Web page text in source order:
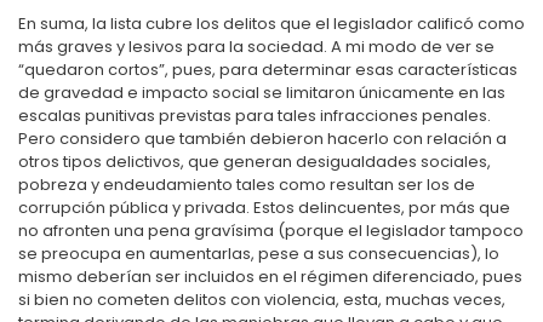
En suma, la lista cubre los delitos que el legislador calificó como
más graves y lesivos para la sociedad. A mi modo de ver se
“quedaron cortos”, pues, para determinar esas características
de gravedad e impacto social se limitaron únicamente en las
escalas punitivas previstas para tales infracciones penales.
Pero considero que también debieron hacerlo con relación a
otros tipos delictivos, que generan desigualdades sociales,
pobreza y endeudamiento tales como resultan ser los de
corrupción pública y privada. Estos delincuentes, por más que
no afronten una pena gravísima (porque el legislador tampoco
se preocupa en aumentarlas, pese a sus consecuencias), lo
mismo deberían ser incluidos en el régimen diferenciado, pues
si bien no cometen delitos con violencia, esta, muchas veces,